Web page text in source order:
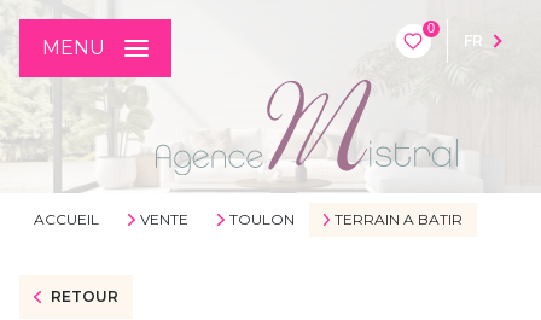
0
FR
MENU
ACCUEIL VENTE TOULON TERRAIN A BATIR
RETOUR